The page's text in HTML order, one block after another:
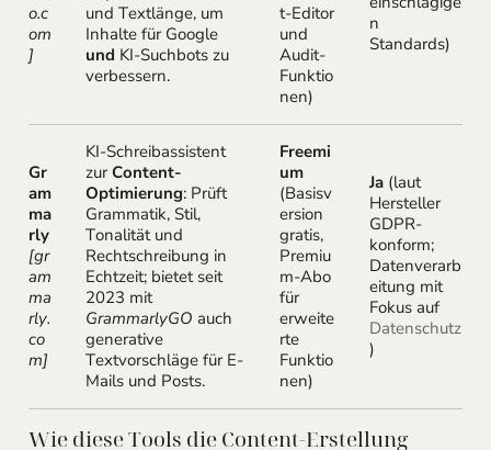
o.c
om
]
und Textlänge, um
Inhalte für Google
und KI-Suchbots zu
verbessern.
t-Editor
und
Audit-
Funktio
nen)
n
Standards)
Gr
am
ma
rly
[gr
am
ma
rly.
co
m]
KI-Schreibassistent
zurContent-
Optimierung: Prüft
Grammatik, Stil,
Tonalität und
Rechtschreibung in
Echtzeit; bietet seit
2023 mit
GrammarlyGO auch
generative
Textvorschläge für E-
Mails und Posts.
Freemi
um
(Basisv
ersion
gratis,
Premiu
m-Abo
für
erweite
rte
Funktio
nen)
Ja(laut
Hersteller
GDPR-
konform;
Datenverarb
eitung mit
Fokus auf
Datenschutz
)
Wie diese Tools die Content-Erstellung